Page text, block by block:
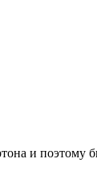
и поэтому